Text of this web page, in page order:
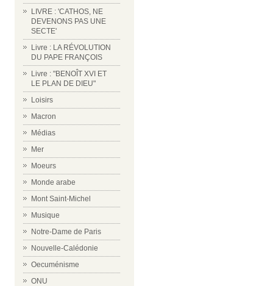
LIVRE : 'CATHOS, NE
DEVENONS PAS UNE
SECTE'
Livre : LA RÉVOLUTION
DU PAPE FRANÇOIS
Livre : "BENOÎT XVI ET
LE PLAN DE DIEU"
Loisirs
Macron
Médias
Mer
Moeurs
Monde arabe
Mont Saint-Michel
Musique
Notre-Dame de Paris
Nouvelle-Calédonie
Oecuménisme
ONU